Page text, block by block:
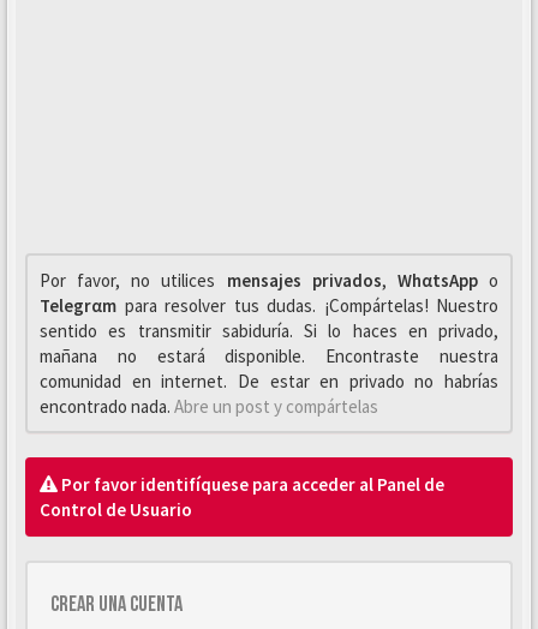
Por favor, no utilices mensajes privados, WhαtsAppo
Telegrαm para resolver tus dudas. ¡Compártelas! Nuestro
sentido es transmitir sabiduría. Si lo haces en privado,
mañana no estará disponible. Encontraste nuestra
comunidad en internet. De estar en privado no habrías
encontrado nada. Abre un post y compártelas
Por favor identifíquese para acceder al Panel de
Control de Usuario
Crear una cuenta